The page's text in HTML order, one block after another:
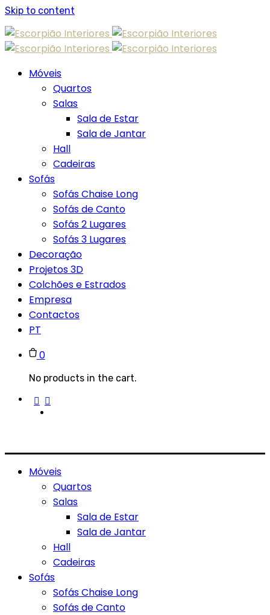
Skip to content
Móveis
Quartos
Salas
Sala de Estar
Sala de Jantar
Hall
Cadeiras
Sofás
Sofás Chaise Long
Sofás de Canto
Sofás 2 Lugares
Sofás 3 Lugares
Decoração
Projetos 3D
Colchões e Estrados
Empresa
Contactos
PT
0
No products in the cart.
Móveis
Quartos
Salas
Sala de Estar
Sala de Jantar
Hall
Cadeiras
Sofás
Sofás Chaise Long
Sofás de Canto